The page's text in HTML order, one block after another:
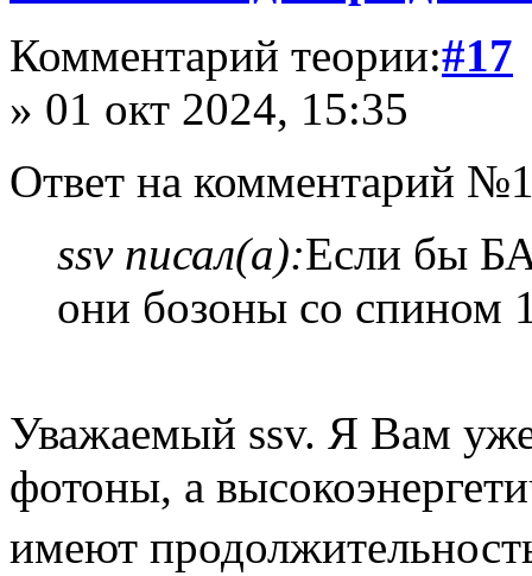
Комментарий теории:#17
» 01 окт 2024, 15:35
Ответ на комментарий
ssv писал(а):Если бы
они бозоны со спином
Уважаемый ssv. Я Вам
фотоны, а
имеют